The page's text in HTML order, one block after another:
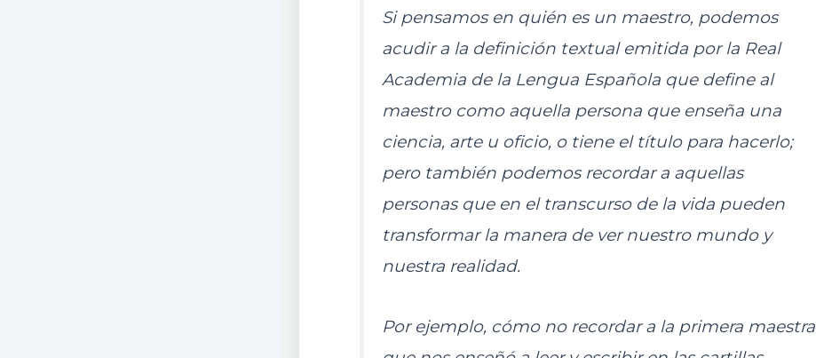
Si pensamos en quién es un maestro, podemos
acudir a la definición textual emitida por la Real
Academia de la Lengua Española que define al
maestro como aquella persona que enseña una
ciencia, arte u oficio, o tiene el título para hacerlo;
pero también podemos recordar a aquellas
personas que en el transcurso de la vida pueden
transformar la manera de ver nuestro mundo y
nuestra realidad.
Por ejemplo, cómo no recordar a la primera maestra